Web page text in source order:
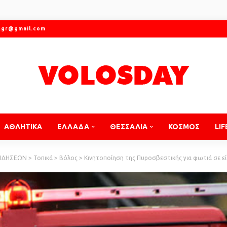
ΑΘΛΗΤΙΚΑ ΕΛΛΑΔΑ ΘΕΣΣΑΛΙΑ ΚΟΣΜΟΣ
> Τοπικά > Βόλος > Κινητοποίηση της Πυροσβεστικής για φωτιά σε